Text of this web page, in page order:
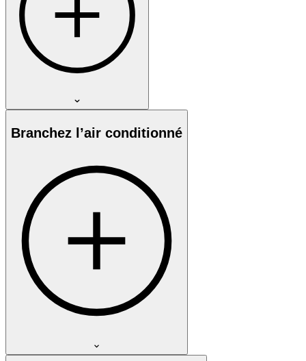
Branchez l’air conditionné